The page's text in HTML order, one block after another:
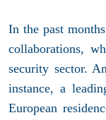
In the past
collaborations,
security sector.
instance, a
European